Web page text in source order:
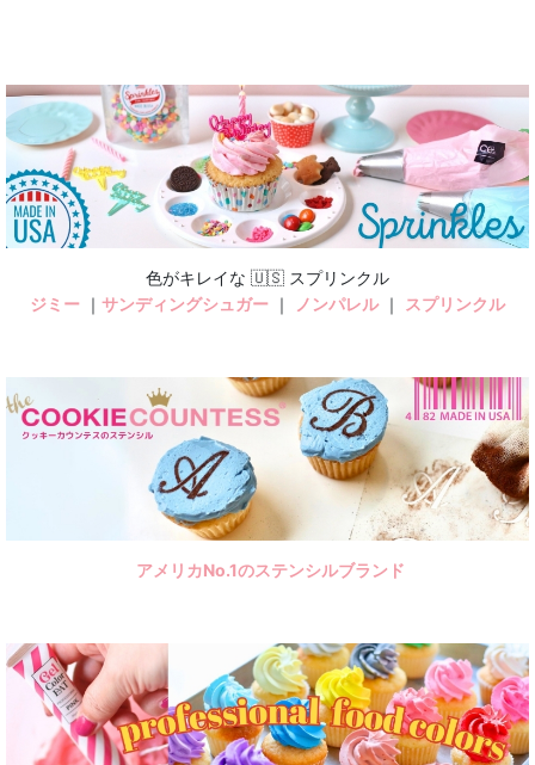
色がキレイな 🇺🇸 スプリンクル
ジミー ｜ サンディングシュガー ｜ ノンパレル｜ スプリンクル
アメリカNo.1のステンシルブランド